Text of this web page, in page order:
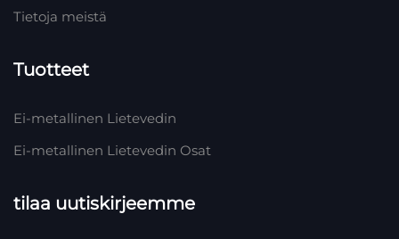
Tietoja meistä
Tuotteet
Ei-metallinen Lietevedin
Ei-metallinen Lietevedin Osat
tilaa uutiskirjeemme